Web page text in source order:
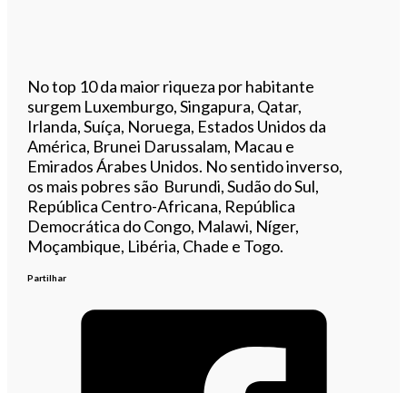
No top 10 da maior riqueza por habitante
surgem Luxemburgo, Singapura, Qatar,
Irlanda, Suíça, Noruega, Estados Unidos da
América, Brunei Darussalam, Macau e
Emirados Árabes Unidos. No sentido inverso,
os mais pobres são Burundi, Sudão do Sul,
República Centro-Africana, República
Democrática do Congo, Malawi, Níger,
Moçambique, Libéria, Chade e Togo.
Partilhar